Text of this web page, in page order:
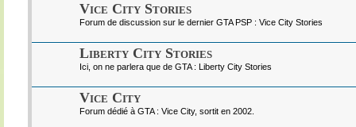
Vice City Stories
Forum de discussion sur le dernier GTA PSP : Vice City Stories
Liberty City Stories
Ici, on ne parlera que de GTA : Liberty City Stories
Vice City
Forum dédié à GTA : Vice City, sortit en 2002.